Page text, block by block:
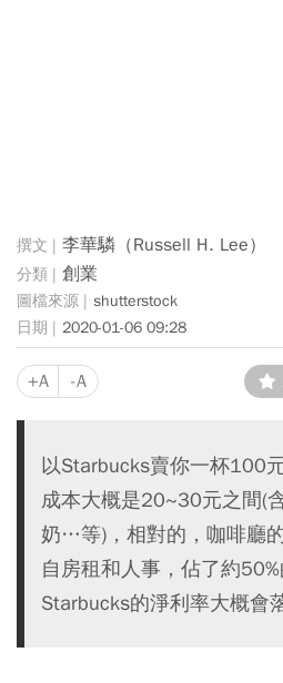
李華驎（Russell H. Lee）
創業
shutterstock
2020-01-06 09:28
+A -A
以Starbucks賣你一杯100
成本大概是20~30元之間(
奶…等)，相對的，咖啡廳
自房租和人事，佔了約
Starbucks的淨利率大概會